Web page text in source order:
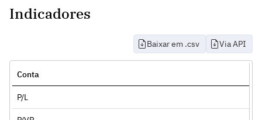
Indicadores
Baixar em .csv Via API
Conta
P/L